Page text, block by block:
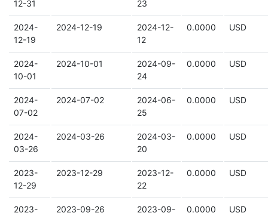
12-31 23
2024-
12-19
2024-12-19
2024-12-
12
0.0000 USD
2024-
10-01
2024-10-01
2024-09-
24
0.0000 USD
2024-
07-02
2024-07-02
2024-06-
25
0.0000 USD
2024-
03-26
2024-03-26
2024-03-
20
0.0000 USD
2023-
12-29
2023-12-29
2023-12-
22
0.0000 USD
2023-
2023-09-26
2023-09-
0.0000 USD